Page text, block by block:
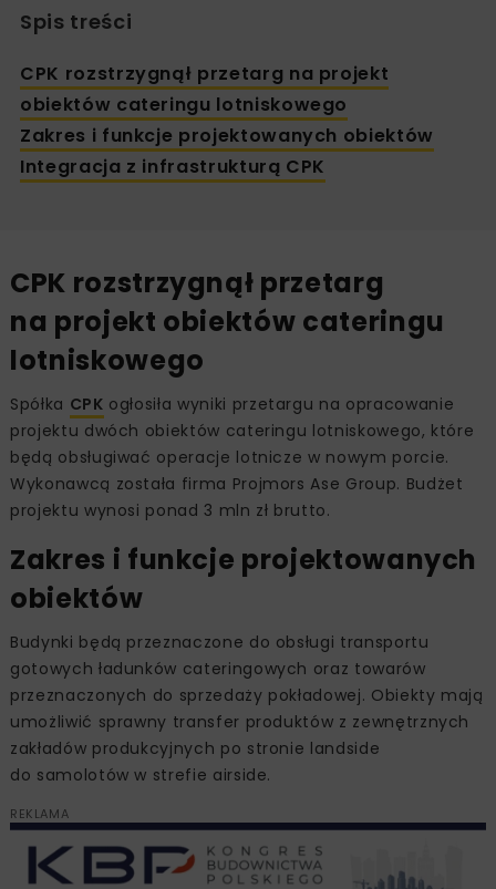
Spis treści
CPK rozstrzygnął przetarg na projekt
obiektów cateringu lotniskowego
Zakres i funkcje projektowanych obiektów
Integracja z infrastrukturą CPK
CPK rozstrzygnął przetarg
na projekt obiektów cateringu
lotniskowego
Spółka CPK ogłosiła wyniki przetargu na opracowanie
projektu dwóch obiektów cateringu lotniskowego, które
będą obsługiwać operacje lotnicze w nowym porcie.
Wykonawcą została firma Projmors Ase Group. Budżet
projektu wynosi ponad 3 mln zł brutto.
Zakres i funkcje projektowanych
obiektów
Budynki będą przeznaczone do obsługi transportu
gotowych ładunków cateringowych oraz towarów
przeznaczonych do sprzedaży pokładowej. Obiekty mają
umożliwić sprawny transfer produktów z zewnętrznych
zakładów produkcyjnych po stronie landside
do samolotów w strefie airside.
REKLAMA